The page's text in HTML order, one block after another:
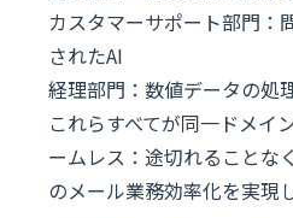
カスタマーサポート部門：
されたAI
経理部門：数値データの処
これらすべてが同一ドメイ
ームレス：途切れることな
のメール業務効率化を実現